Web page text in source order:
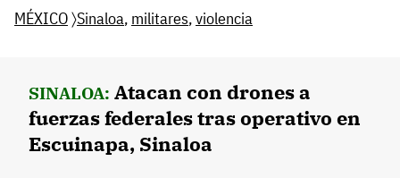
MÉXICO〉Sinaloa, militares,violencia
SINALOA: Atacan con drones a
fuerzas federales tras operativo en
Escuinapa, Sinaloa